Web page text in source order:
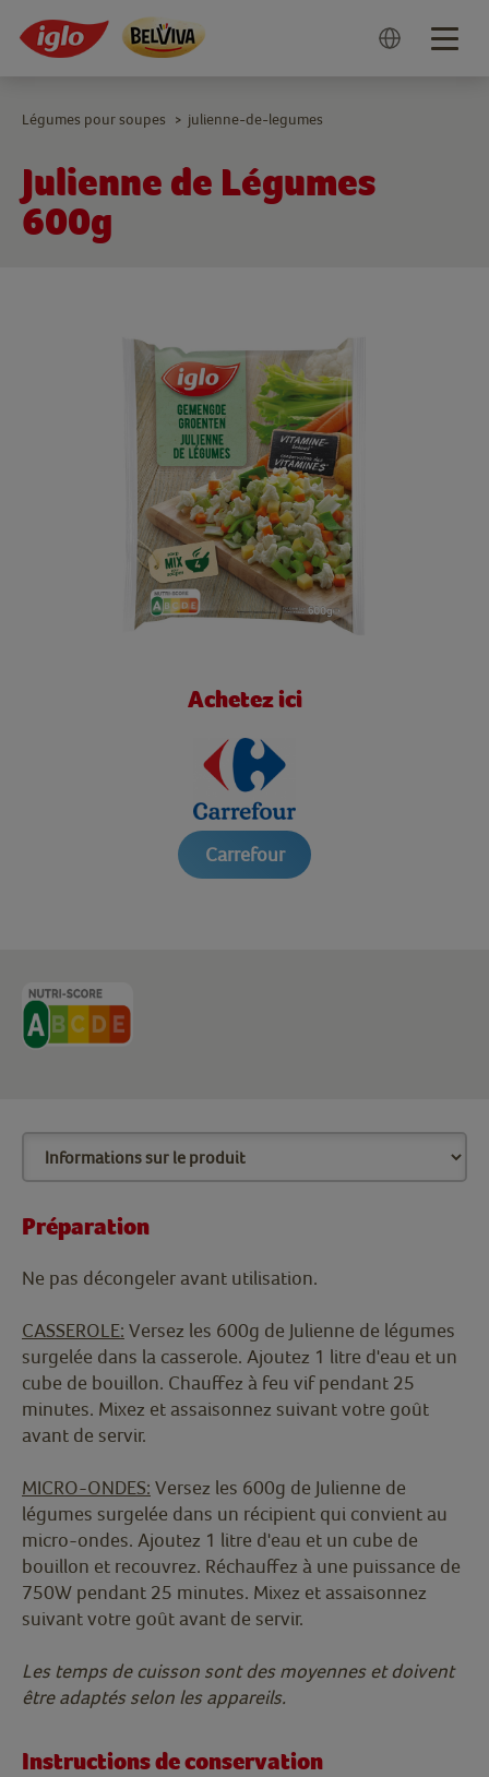
Julienne de Légumes
600g
Légumes pour soupes > julienne-de-legumes
Achetez ici
Carrefour
Préparation
Ne pas décongeler avant utilisation.
CASSEROLE: Versez les 600g de Julienne de légumes
surgelée dans la casserole. Ajoutez 1 litre d'eau et un
cube de bouillon. Chauffez à feu vif pendant 25
minutes. Mixez et assaisonnez suivant votre goût
avant de servir.
MICRO-ONDES: Versez les 600g de Julienne de
légumes surgelée dans un récipient qui convient au
micro-ondes. Ajoutez 1 litre d'eau et un cube de
bouillon et recouvrez. Réchauffez à une puissance de
750W pendant 25 minutes. Mixez et assaisonnez
suivant votre goût avant de servir.
Les temps de cuisson sont des moyennes et doivent
être adaptés selon les appareils.
Instructions de conservation